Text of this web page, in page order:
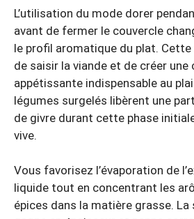
L’utilisation du mode dorer
avant de fermer le couvercle
le profil aromatique du plat.
de saisir la viande et de créer
appétissante indispensable au
légumes surgelés libèrent une
de givre durant cette phase
vive.
Vous favorisez l’évaporation de
liquide tout en concentrant les
épices dans la matière grasse. La